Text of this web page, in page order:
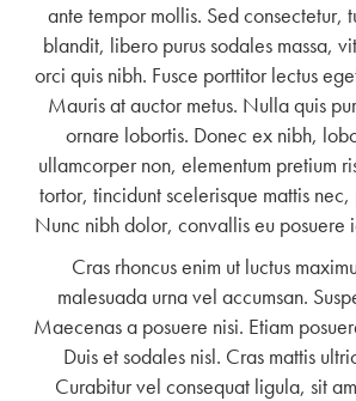
ante tempor mollis. Sed consectetur,
blandit, libero purus sodales massa,
orci quis nibh. Fusce porttitor lectus
Mauris at auctor metus. Nulla quis
ornare lobortis. Donec ex nibh,
ullamcorper non, elementum pretium
tortor, tincidunt scelerisque mattis
Nunc nibh dolor, convallis eu posuere
Cras rhoncus enim ut luctus
malesuada urna vel accumsan.
Maecenas a posuere nisi. Etiam
Duis et sodales nisl. Cras mattis
Curabitur vel consequat ligula, sit